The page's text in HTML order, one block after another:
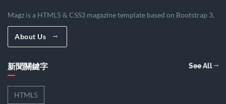
Magz is a HTML5 & CSS3 magazine template based on Bootstrap 3.
About Us
新聞關鍵字 See All
HTML5